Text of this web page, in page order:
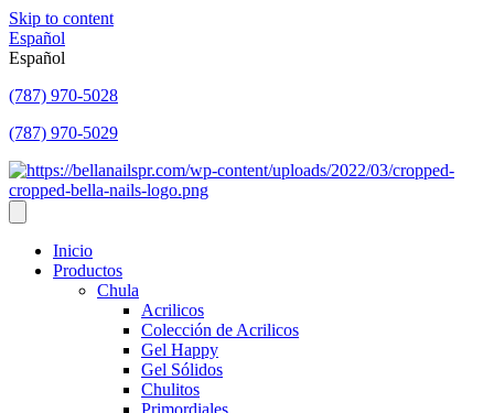
Skip to content
Español
Español
(787) 970-5028
(787) 970-5029
Inicio
Productos
Chula
Acrilicos
Colección de Acrilicos
Gel Happy
Gel Sólidos
Chulitos
Primordiales